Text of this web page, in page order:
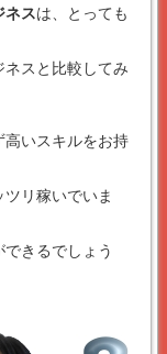
ネスは、とっても
スと比較してみ
高いスキルをお持
リ稼いでいま
きるでしょう